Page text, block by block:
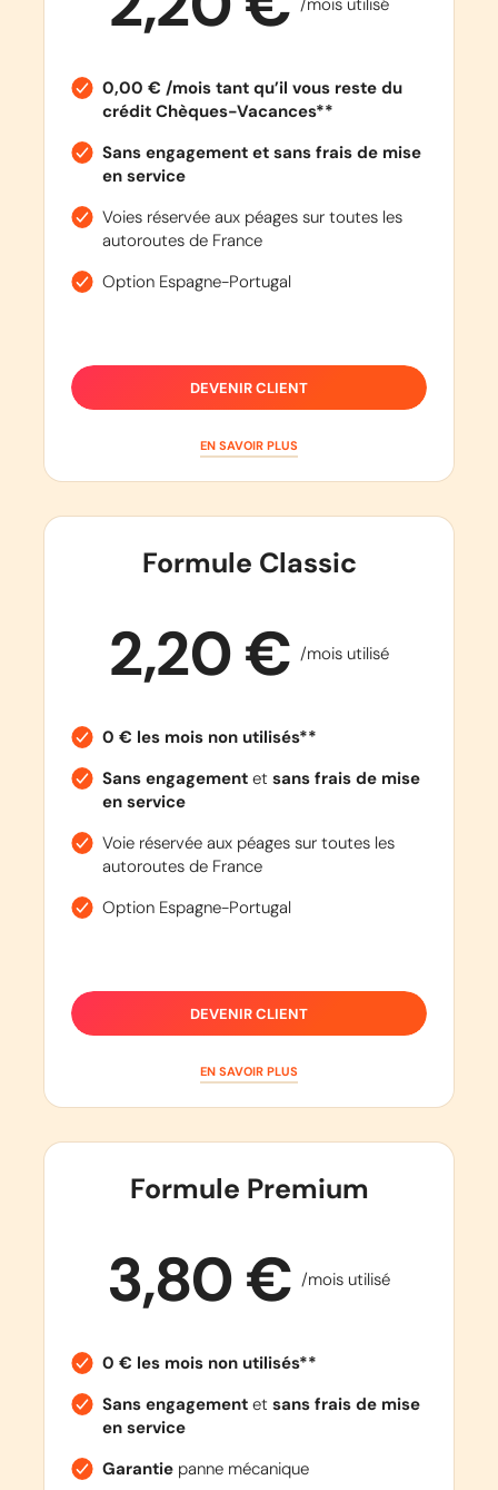
/mois utilisé
0,00 € /mois tant qu’il vous reste du
crédit Chèques-Vacances**
Sans engagement et sans frais de mise
en service
Voies réservée aux péages sur toutes les
autoroutes de France
Option Espagne-Portugal
DEVENIR CLIENT
EN SAVOIR PLUS
Formule Classic
2,20 € /mois utilisé
0 € les mois non utilisés**
Sans engagementet sans frais de mise
en service
Voie réservée aux péages sur toutes les
autoroutes de France
Option Espagne-Portugal
DEVENIR CLIENT
EN SAVOIR PLUS
Formule Premium
3,80 € /mois utilisé
0 € les mois non utilisés**
Sans engagementet sans frais de mise
en service
Garantiepanne mécanique